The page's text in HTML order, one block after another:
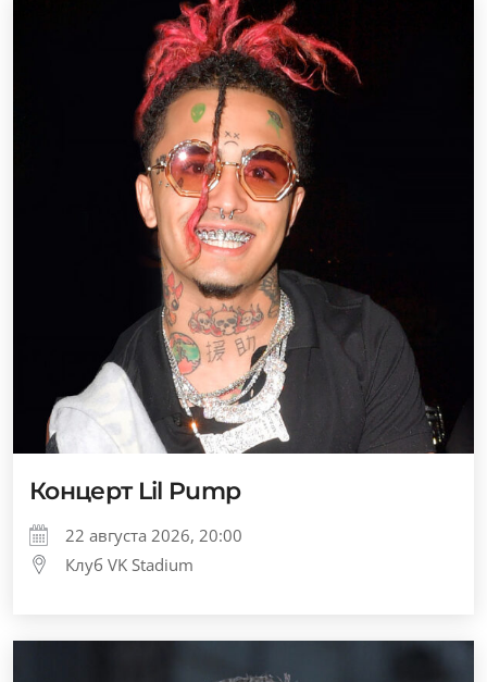
Концерт Lil Pump
22 августа 2026, 20:00
Клуб VK Stadium